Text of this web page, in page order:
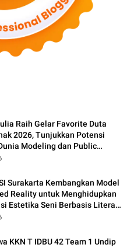
Raih Gelar Favorite Duta
2026, Tunjukkan Potensi
Modeling dan Public
Surakarta Kembangkan Model
Reality untuk Menghidupkan
Estetika Seni Berbasis Literasi
KKN T IDBU 42 Team 1 Undip